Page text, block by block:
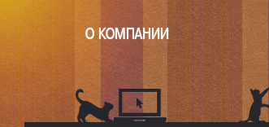
О КОМПАНИИ
Карта